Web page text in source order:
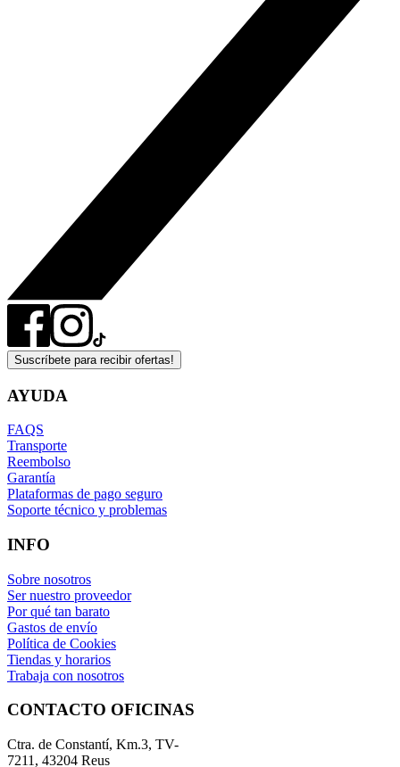
Suscríbete para recibir ofertas!
AYUDA
FAQS
Transporte
Reembolso
Garantía
Plataformas de pago seguro
Soporte técnico y problemas
INFO
Sobre nosotros
Ser nuestro proveedor
Por qué tan barato
Gastos de envío
Política de Cookies
Tiendas y horarios
Trabaja con nosotros
CONTACTO OFICINAS
Ctra. de Constantí, Km.3, TV-
7211, 43204 Reus